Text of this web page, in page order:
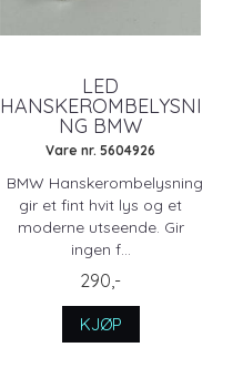
LED
HANSKEROMBELYSNI
NG BMW
Vare nr. 5604926
BMW Hanskerombelysning
gir et fint hvit lys og et
moderne utseende. Gir
ingen f...
290,-
KJØP